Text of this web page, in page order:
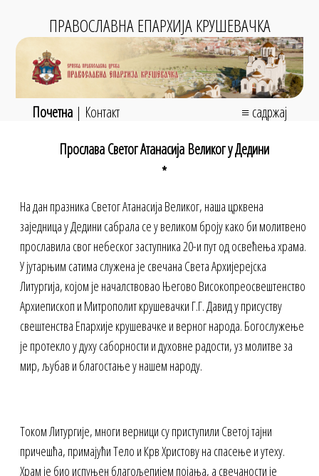
ПРАВОСЛАВНА ЕПАРХИЈА КРУШЕВАЧКА
Почетна| Контакт
≡ садржај
Прослава Светог Атанасија Великог у Дедини
*
На дан празника Светог Атанасија Великог, наша црквена
заједница у Дедини сабрала се у великом броју како би молитвено
прославила свог небеског заступника 20-и пут од освећења храма.
У јутарњим сатима служена је свечана Света Архијерејска
Литургија, којом је началствовао Његово Високопреосвештенство
Архиепископ и Митрополит крушевачки Г.Г. Давид у присуству
свештенства Епархије крушевачке и верног народа. Богослужење
је протекло у духу саборности и духовне радости, уз молитве за
мир, љубав и благостање у нашем народу.
Током Литургије, многи верници су приступили Светој тајни
причешћа, примајући Тело и Крв Христову на спасење и утеху.
Храм је био испуњен благољепијем појања, а свечаности је